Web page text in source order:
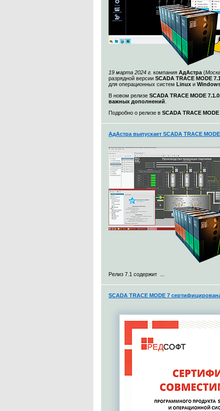
19 марта 2024 г. компания АдАстра (
разрядной версии SCADA TRACE MODE
для операционных систем Linux и
В новом релизе SCADA TRACE MODE
важных дополнений
Подробно о релизе в SCADA TRACE MODE
АдАстра выпускает SCADA TRACE
Релиз 7.1 содержит ...
SCADA TRACE MODE 7